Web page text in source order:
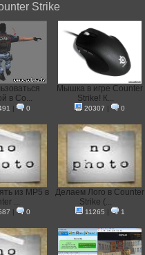
Strike
в Co...
| 0
Мышка в игре Counter
Strike! К...
20307 | 0
из MP5 в
...
| 0
Делаем Лого в Counter
Strike (...
11265 | 1